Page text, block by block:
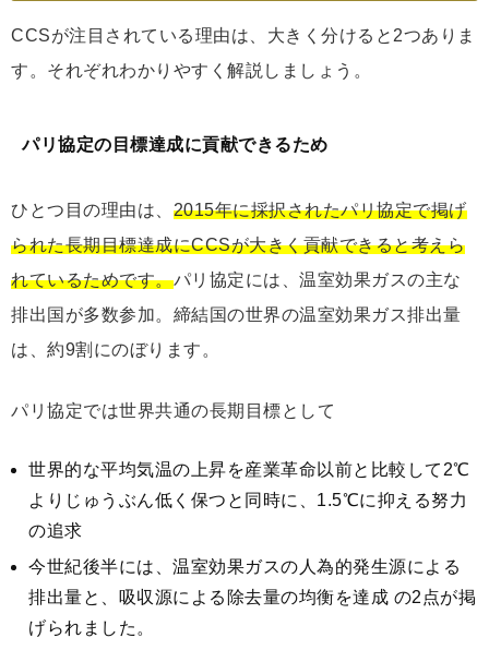
CCSが注目されている理由は、大きく分けると2つありま
す。それぞれわかりやすく解説しましょう。
パリ協定の目標達成に貢献できるため
ひとつ目の理由は、 2015年に採択されたパリ協定で掲げ
られた長期目標達成にCCSが大きく貢献できると考えら
れているためです。パリ協定には、温室効果ガスの主な
排出国が多数参加。締結国の世界の温室効果ガス排出量
は、約9割にのぼります。
パリ協定では世界共通の長期目標として
世界的な平均気温の上昇を産業革命以前と比較して2℃
よりじゅうぶん低く保つと同時に、1.5℃に抑える努力
の追求
今世紀後半には、温室効果ガスの人為的発生源による
排出量と、吸収源による除去量の均衡を達成 の2点が掲
げられました。